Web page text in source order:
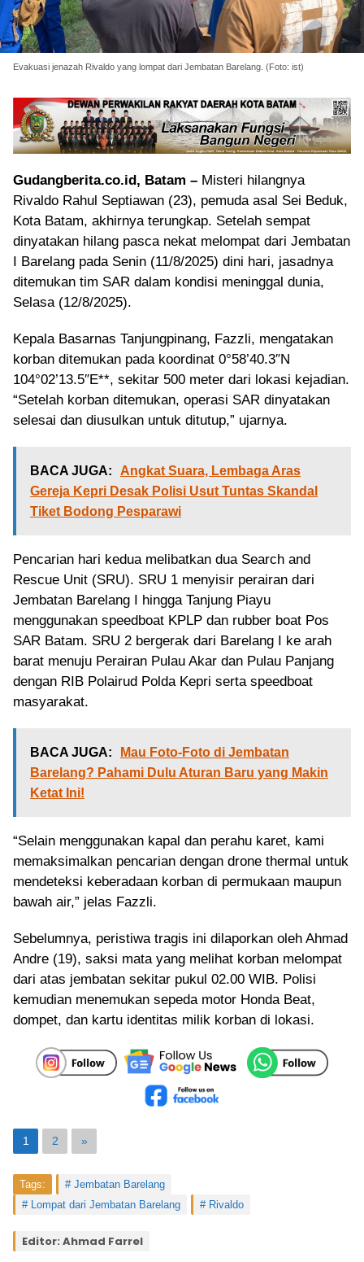
Evakuasi jenazah Rivaldo yang lompat dari Jembatan Barelang. (Foto: ist)
Gudangberita.co.id, Batam – Misteri hilangnya
Rivaldo Rahul Septiawan (23), pemuda asal Sei Beduk,
Kota Batam, akhirnya terungkap. Setelah sempat
dinyatakan hilang pasca nekat melompat dari Jembatan
I Barelang pada Senin (11/8/2025) dini hari, jasadnya
ditemukan tim SAR dalam kondisi meninggal dunia,
Selasa (12/8/2025).
Kepala Basarnas Tanjungpinang, Fazzli, mengatakan
korban ditemukan pada koordinat 0°58’40.3″N
104°02’13.5″E**, sekitar 500 meter dari lokasi kejadian.
“Setelah korban ditemukan, operasi SAR dinyatakan
selesai dan diusulkan untuk ditutup,” ujarnya.
BACA JUGA:
Angkat Suara, Lembaga Aras
Gereja Kepri Desak Polisi Usut Tuntas Skandal
Tiket Bodong Pesparawi
Pencarian hari kedua melibatkan dua Search and
Rescue Unit (SRU). SRU 1 menyisir perairan dari
Jembatan Barelang I hingga Tanjung Piayu
menggunakan speedboat KPLP dan rubber boat Pos
SAR Batam. SRU 2 bergerak dari Barelang I ke arah
barat menuju Perairan Pulau Akar dan Pulau Panjang
dengan RIB Polairud Polda Kepri serta speedboat
masyarakat.
BACA JUGA:
Mau Foto-Foto di Jembatan
Barelang? Pahami Dulu Aturan Baru yang Makin
Ketat Ini!
“Selain menggunakan kapal dan perahu karet, kami
memaksimalkan pencarian dengan drone thermal untuk
mendeteksi keberadaan korban di permukaan maupun
bawah air,” jelas Fazzli.
Sebelumnya, peristiwa tragis ini dilaporkan oleh Ahmad
Andre (19), saksi mata yang melihat korban melompat
dari atas jembatan sekitar pukul 02.00 WIB. Polisi
kemudian menemukan sepeda motor Honda Beat,
dompet, dan kartu identitas milik korban di lokasi.
1 2 »
Tags:
Jembatan Barelang
Lompat dari Jembatan Barelang
Rivaldo
Editor: Ahmad Farrel